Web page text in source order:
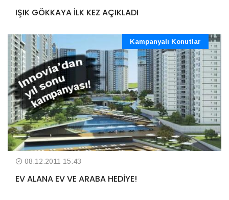
IŞIK GÖKKAYA İLK KEZ AÇIKLADI
Kampanyalı Konutlar
08.12.2011 15:43
EV ALANA EV VE ARABA HEDİYE!